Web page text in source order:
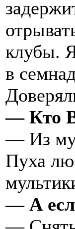
клубы.
в
— Кто
— Из
Пуха
— А